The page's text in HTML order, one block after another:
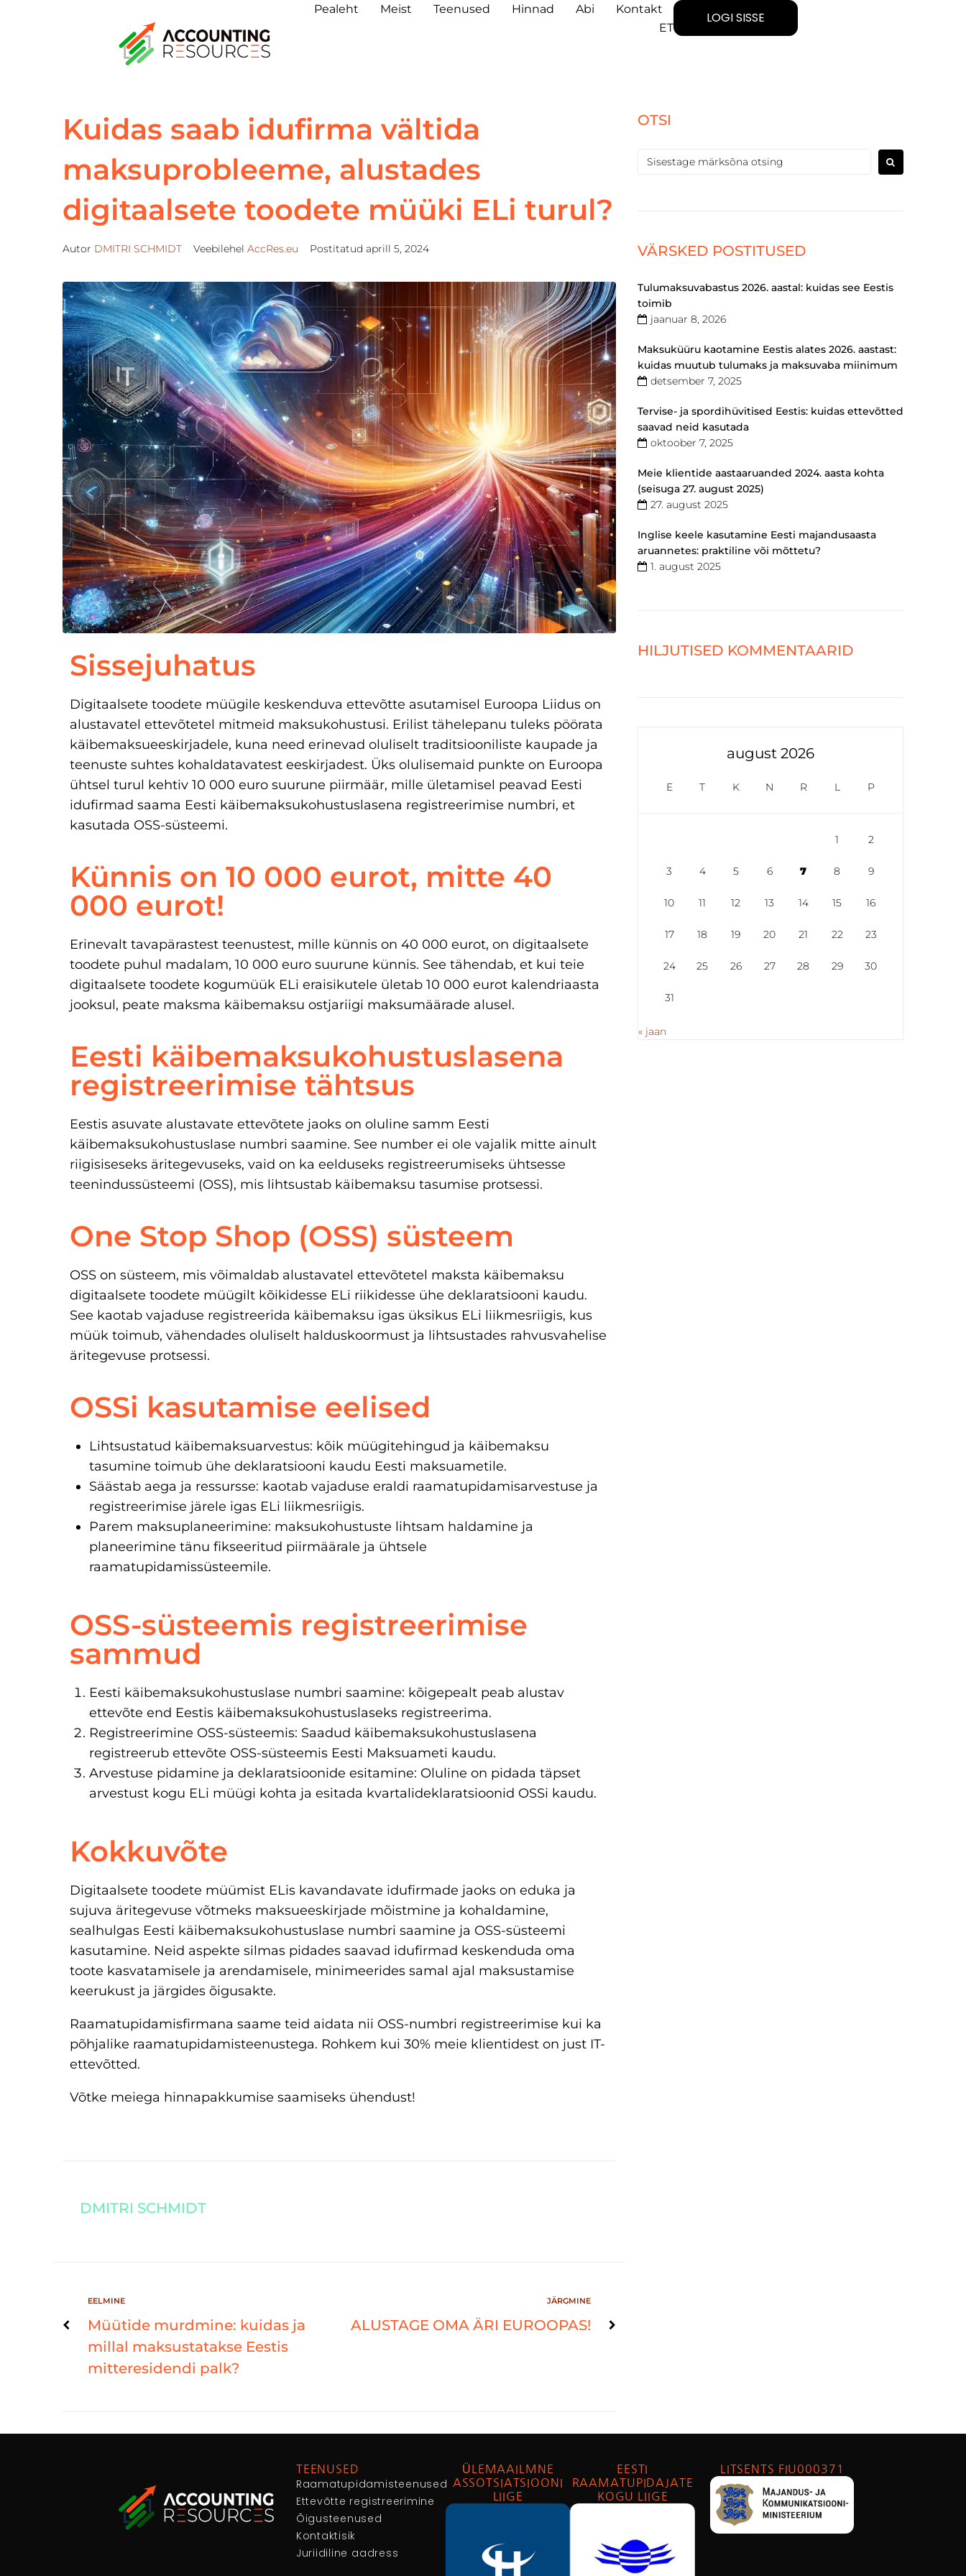
Pealeht Meist Teenused Hinnad Abi
Kontakt
ET
LOGI SISSE
Kuidas saab idufirma vältida
maksuprobleeme, alustades
digitaalsete toodete müüki ELi turul?
Autor DMITRI SCHMIDT Veebilehel AccRes.eu Postitatud aprill 5, 2024
Sissejuhatus
Digitaalsete toodete müügile keskenduva ettevõtte asutamisel Euroopa Liidus on
alustavatel ettevõtetel mitmeid maksukohustusi. Erilist tähelepanu tuleks pöörata
käibemaksueeskirjadele, kuna need erinevad oluliselt traditsiooniliste kaupade ja
teenuste suhtes kohaldatavatest eeskirjadest. Üks olulisemaid punkte on Euroopa
ühtsel turul kehtiv 10 000 euro suurune piirmäär, mille ületamisel peavad Eesti
idufirmad saama Eesti käibemaksukohustuslasena registreerimise numbri, et
kasutada OSS-süsteemi.
Künnis on 10 000 eurot, mitte 40
000 eurot!
Erinevalt tavapärastest teenustest, mille künnis on 40 000 eurot, on digitaalsete
toodete puhul madalam, 10 000 euro suurune künnis. See tähendab, et kui teie
digitaalsete toodete kogumüük ELi eraisikutele ületab 10 000 eurot kalendriaasta
jooksul, peate maksma käibemaksu ostjariigi maksumäärade alusel.
Eesti käibemaksukohustuslasena
registreerimise tähtsus
Eestis asuvate alustavate ettevõtete jaoks on oluline samm Eesti
käibemaksukohustuslase numbri saamine. See number ei ole vajalik mitte ainult
riigisiseseks äritegevuseks, vaid on ka eelduseks registreerumiseks ühtsesse
teenindussüsteemi (OSS), mis lihtsustab käibemaksu tasumise protsessi.
One Stop Shop (OSS) süsteem
OSS on süsteem, mis võimaldab alustavatel ettevõtetel maksta käibemaksu
digitaalsete toodete müügilt kõikidesse ELi riikidesse ühe deklaratsiooni kaudu.
See kaotab vajaduse registreerida käibemaksu igas üksikus ELi liikmesriigis, kus
müük toimub, vähendades oluliselt halduskoormust ja lihtsustades rahvusvahelise
äritegevuse protsessi.
OSSi kasutamise eelised
Lihtsustatud käibemaksuarvestus: kõik müügitehingud ja käibemaksu
tasumine toimub ühe deklaratsiooni kaudu Eesti maksuametile.
Säästab aega ja ressursse: kaotab vajaduse eraldi raamatupidamisarvestuse ja
registreerimise järele igas ELi liikmesriigis.
Parem maksuplaneerimine: maksukohustuste lihtsam haldamine ja
planeerimine tänu fikseeritud piirmäärale ja ühtsele
raamatupidamissüsteemile.
OSS-süsteemis registreerimise
sammud
Eesti käibemaksukohustuslase numbri saamine: kõigepealt peab alustav
ettevõte end Eestis käibemaksukohustuslaseks registreerima.
Registreerimine OSS-süsteemis: Saadud käibemaksukohustuslasena
registreerub ettevõte OSS-süsteemis Eesti Maksuameti kaudu.
Arvestuse pidamine ja deklaratsioonide esitamine: Oluline on pidada täpset
arvestust kogu ELi müügi kohta ja esitada kvartalideklaratsioonid OSSi kaudu.
Kokkuvõte
Digitaalsete toodete müümist ELis kavandavate idufirmade jaoks on eduka ja
sujuva äritegevuse võtmeks maksueeskirjade mõistmine ja kohaldamine,
sealhulgas Eesti käibemaksukohustuslase numbri saamine ja OSS-süsteemi
kasutamine. Neid aspekte silmas pidades saavad idufirmad keskenduda oma
toote kasvatamisele ja arendamisele, minimeerides samal ajal maksustamise
keerukust ja järgides õigusakte.
Raamatupidamisfirmana saame teid aidata nii OSS-numbri registreerimise kui ka
põhjalike raamatupidamisteenustega. Rohkem kui 30% meie klientidest on just IT-
ettevõtted.
Võtke meiega hinnapakkumise saamiseks ühendust!
DMITRI SCHMIDT
EELMINE
Müütide murdmine: kuidas ja
millal maksustatakse Eestis
mitteresidendi palk?
JÄRGMINE
ALUSTAGE OMA ÄRI EUROOPAS!
OTSI
VÄRSKED POSTITUSED
Tulumaksuvabastus 2026. aastal: kuidas see Eestis
toimib
jaanuar 8, 2026
Maksuküüru kaotamine Eestis alates 2026. aastast:
kuidas muutub tulumaks ja maksuvaba miinimum
detsember 7, 2025
Tervise- ja spordihüvitised Eestis: kuidas ettevõtted
saavad neid kasutada
oktoober 7, 2025
Meie klientide aastaaruanded 2024. aasta kohta
(seisuga 27. august 2025)
27. august 2025
Inglise keele kasutamine Eesti majandusaasta
aruannetes: praktiline või mõttetu?
1. august 2025
HILJUTISED KOMMENTAARID
august 2026
E T K N R L P
1 2
3 4 5 6 7 8 9
10 11 12 13 14 15 16
17 18 19 20 21 22 23
24 25 26 27 28 29 30
31
« jaan
TEENUSED
Raamatupidamisteenused
Ettevõtte registreerimine
Õigusteenused
Kontaktisik
Juriidiline aadress
ÜLEMAAILMNE
ASSOTSIATSIOONI
LIIGE
EESTI
RAAMATUPIDAJATE
KOGU LIIGE
LITSENTS FIU000371